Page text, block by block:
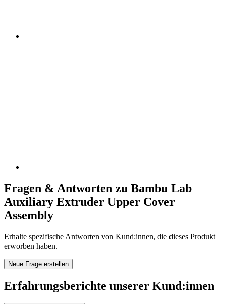
Fragen & Antworten zu Bambu Lab
Auxiliary Extruder Upper Cover
Assembly
Erhalte spezifische Antworten von Kund:innen, die dieses Produkt
erworben haben.
Neue Frage erstellen
Erfahrungsberichte unserer Kund:innen